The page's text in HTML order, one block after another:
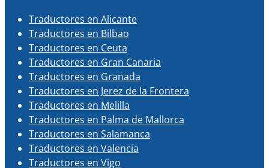
Traductores en Alicante
Traductores en Bilbao
Traductores en Ceuta
Traductores en Gran Canaria
Traductores en Granada
Traductores en Jerez de la Frontera
Traductores en Melilla
Traductores en Palma de Mallorca
Traductores en Salamanca
Traductores en Valencia
Traductores en Vigo